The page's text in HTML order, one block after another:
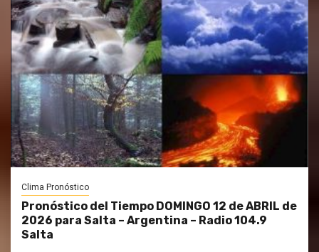
Clima Pronóstico
Pronóstico del Tiempo DOMINGO 12 de ABRIL de
2026 para Salta – Argentina – Radio 104.9
Salta